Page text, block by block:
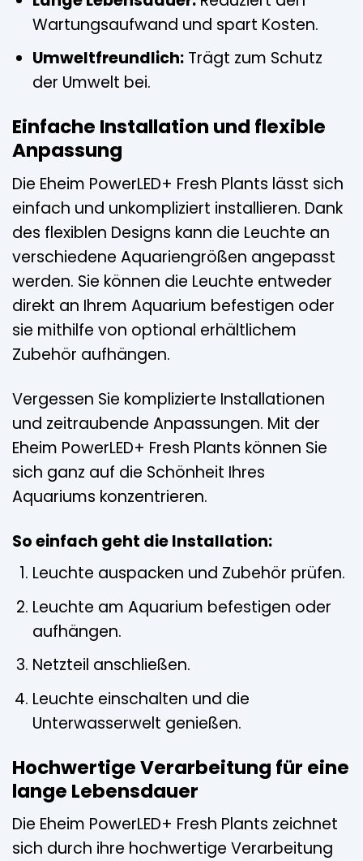
Wartungsaufwand und spart Kosten.
Umweltfreundlich:Trägt zum Schutz
der Umwelt bei.
Einfache Installation und flexible
Anpassung
Die Eheim PowerLED+ Fresh Plants lässt sich
einfach und unkompliziert installieren. Dank
des flexiblen Designs kann die Leuchte an
verschiedene Aquariengrößen angepasst
werden. Sie können die Leuchte entweder
direkt an Ihrem Aquarium befestigen oder
sie mithilfe von optional erhältlichem
Zubehör aufhängen.
Vergessen Sie komplizierte Installationen
und zeitraubende Anpassungen. Mit der
Eheim PowerLED+ Fresh Plants können Sie
sich ganz auf die Schönheit Ihres
Aquariums konzentrieren.
So einfach geht die Installation:
Leuchte auspacken und Zubehör prüfen.
Leuchte am Aquarium befestigen oder
aufhängen.
Netzteil anschließen.
Leuchte einschalten und die
Unterwasserwelt genießen.
Hochwertige Verarbeitung für eine
lange Lebensdauer
Die Eheim PowerLED+ Fresh Plants zeichnet
sich durch ihre hochwertige Verarbeitung